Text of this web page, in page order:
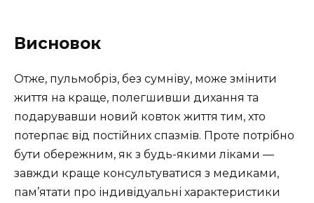
Висновок
Отже, пульмобріз, без сумніву, може змінити
життя на краще, полегшивши дихання та
подарувавши новий ковток життя тим, хто
потерпає від постійних спазмів. Проте потрібно
бути обережним, як з будь-якими ліками —
завжди краще консультуватися з медиками,
пам’ятати про індивідуальні характеристики